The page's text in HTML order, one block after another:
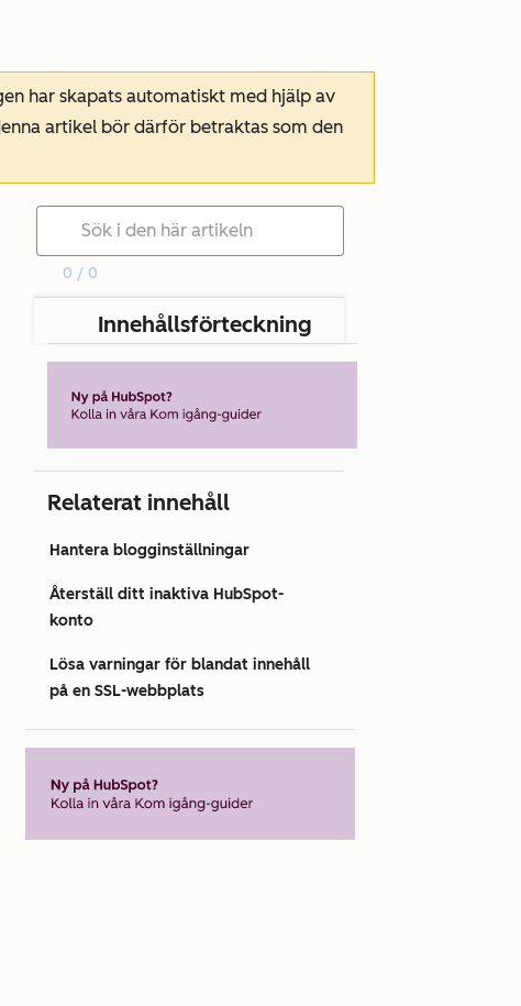
har skapats automatiskt med hjälp av
artikel bör därför betraktas som den
0 / 0
Innehållsförteckning
Relaterat innehåll
Hantera blogginställningar
Återställ ditt inaktiva HubSpot-
konto
Lösa varningar för blandat innehåll
på en SSL-webbplats